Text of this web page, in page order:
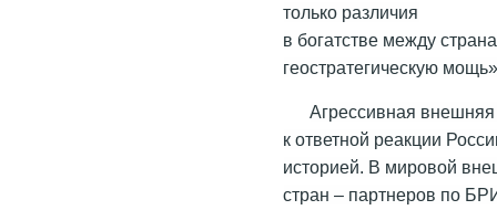
только различия
в богатстве между
геостратегическую
Агрессивная
к ответной реакции
историей. В мировой
стран – партнеров по